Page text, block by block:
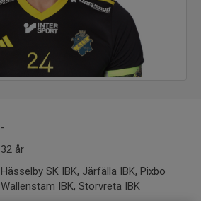
-
32 år
Hässelby SK IBK, Järfälla IBK, Pixbo
Wallenstam IBK, Storvreta IBK